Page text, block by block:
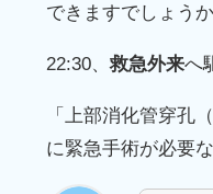
できますでしょうか
22:30、救急外来へ
「上部消化管穿孔
に緊急手術が必要な